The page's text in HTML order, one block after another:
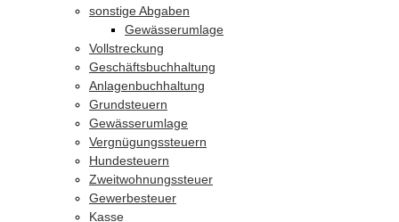
sonstige Abgaben
Gewässerumlage
Vollstreckung
Geschäftsbuchhaltung
Anlagenbuchhaltung
Grundsteuern
Gewässerumlage
Vergnügungssteuern
Hundesteuern
Zweitwohnungssteuer
Gewerbesteuer
Kasse